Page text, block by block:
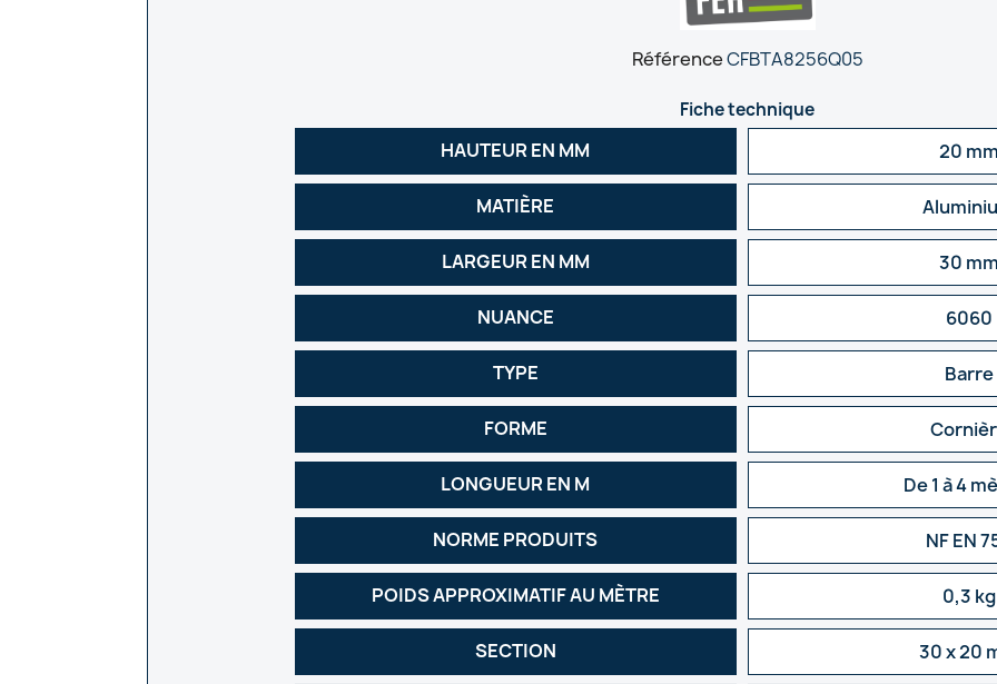
RéférenceCFBTA8256Q05
Fiche technique
HAUTEUR EN MM 20
MATIÈRE
LARGEUR EN MM 30
NUANCE 6060
TYPE Barre
FORME
LONGUEUR EN M De 1 à 4
NORME PRODUITS NF EN
POIDS APPROXIMATIF AU MÈTRE 0,3 kg
SECTION 30 x 20